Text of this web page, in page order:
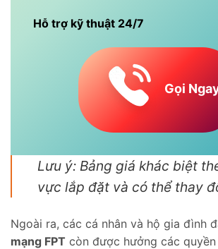
Hỗ trợ kỹ thuật 24/7
Gọi
Lưu ý: Bảng giá khác biệt
vực lắp đặt và có thể thay
Ngoài ra, các cá nhân và hộ gia đình
mạng FPT còn được hưởng các quyền